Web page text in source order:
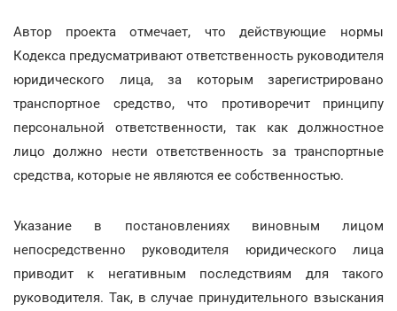
Автор проекта отмечает, что действующие нормы
Кодекса предусматривают ответственность руководителя
юридического лица, за которым зарегистрировано
транспортное средство, что противоречит принципу
персональной ответственности, так как должностное
лицо должно нести ответственность за транспортные
средства, которые не являются ее собственностью.
Указание в постановлениях виновным лицом
непосредственно руководителя юридического лица
приводит к негативным последствиям для такого
руководителя. Так, в случае принудительного взыскания